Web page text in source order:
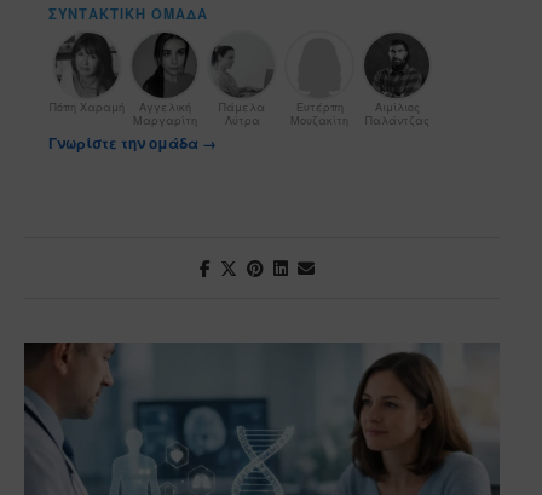
ΣΥΝΤΑΚΤΙΚΉ ΟΜΆΔΑ
Πόπη Χαραμή
Αγγελική
Μαργαρίτη
Πάμελα
Λύτρα
Ευτέρπη
Μουζακίτη
Αιμίλιος
Παλάντζας
Γνωρίστε την ομάδα →